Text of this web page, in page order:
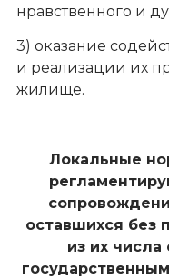
нравственного и
3) оказание
и реализации их
жилище.
Локальные
оставшихся без
из их числа